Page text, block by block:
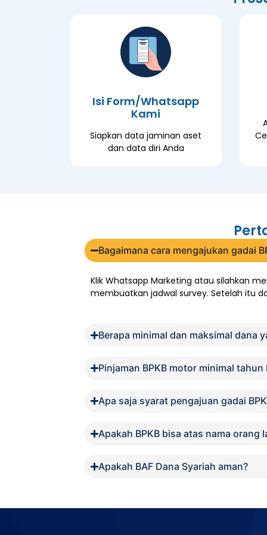
Isi Form/Whatsapp
Kami
Siapkan data jaminan aset
dan data diri Anda
Bagaimana cara mengajukan gadai
Klik Whatsapp Marketing atau silahkan
membuatkan jadwal survey. Setelah itu
Berapa minimal dan maksimal dana
Pinjaman BPKB motor minimal tahun
Apa saja syarat pengajuan gadai
Apakah BPKB bisa atas nama orang
Apakah BAF Dana Syariah aman?